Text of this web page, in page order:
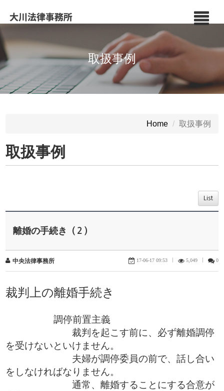
取扱事例
Home 取扱事例
取扱事例
List
離婚の手続き（２）
中央法律事務所 17-06-17 09:53 5,049 0
裁判上の離婚手続き
調停前置主義
裁判を起こす前に、必ず離婚調停
を受けないといけません。
夫婦が調停委員の前で、話し合い
をしなければなりません。
通常、離婚することにする合意が